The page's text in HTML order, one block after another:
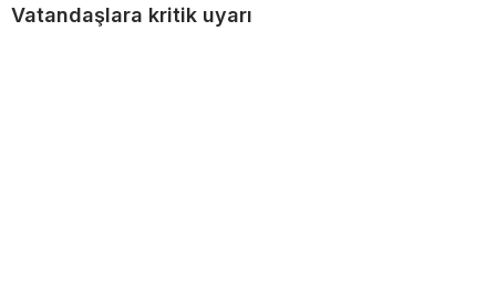
Vatandaşlara kritik uyarı